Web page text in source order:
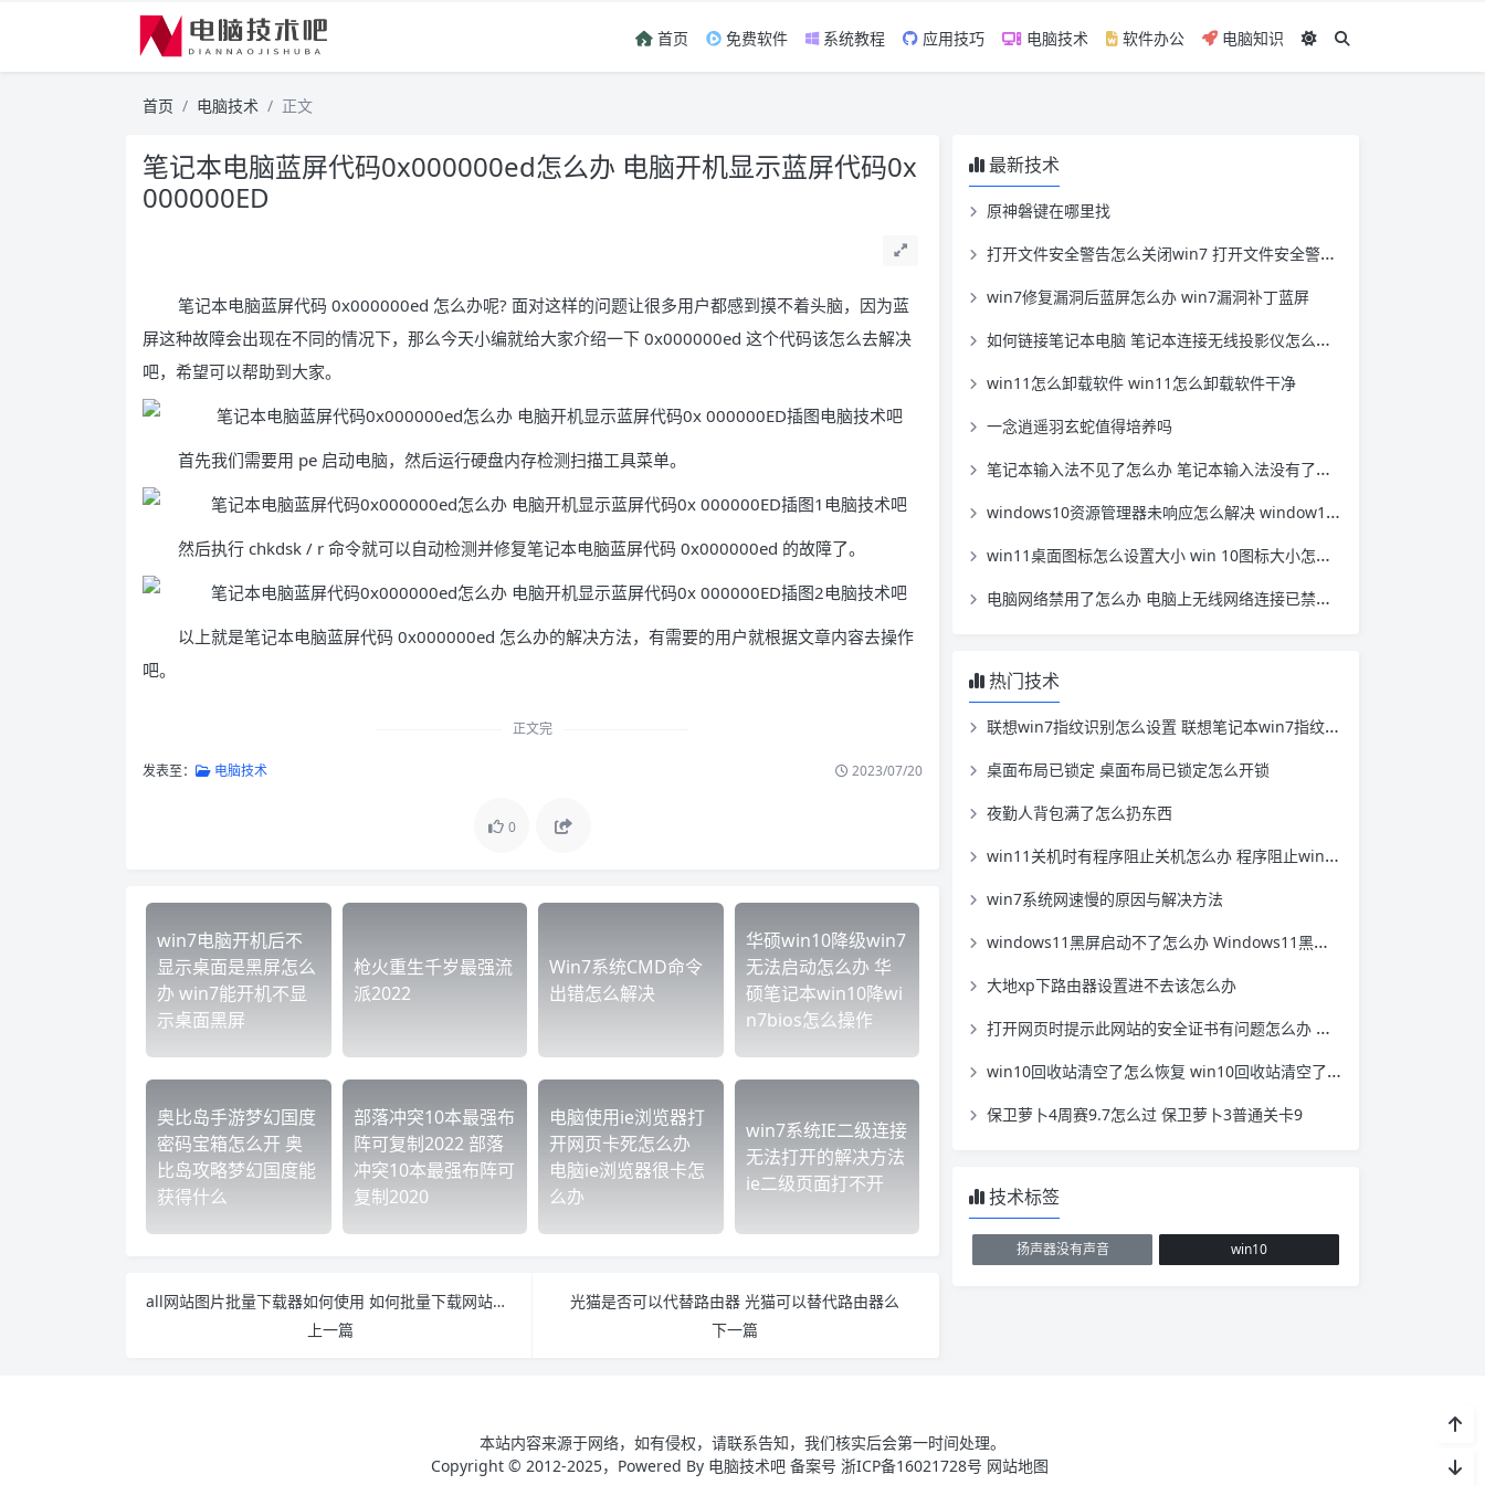
首页 免费软件 系统教程 应用技巧 电脑技术 软件办公 电脑知识
首页 电脑技术 正文
笔记本电脑蓝屏代码0x000000ed怎么办 电脑开机显示蓝屏代码0x
000000ED
笔记本电脑蓝屏代码 0x000000ed 怎么办呢? 面对这样的问题让很多用户都感到摸不着头脑，因为蓝
屏这种故障会出现在不同的情况下，那么今天小编就给大家介绍一下 0x000000ed 这个代码该怎么去解决
吧，希望可以帮助到大家。
首先我们需要用 pe 启动电脑，然后运行硬盘内存检测扫描工具菜单。
然后执行 chkdsk / r 命令就可以自动检测并修复笔记本电脑蓝屏代码 0x000000ed 的故障了。
以上就是笔记本电脑蓝屏代码 0x000000ed 怎么办的解决方法，有需要的用户就根据文章内容去操作
吧。
正文完
发表至： 电脑技术 2023/07/20
0
win7电脑开机后不
显示桌面是黑屏怎么
办 win7能开机不显
示桌面黑屏
枪火重生千岁最强流
派2022
Win7系统CMD命令
出错怎么解决
华硕win10降级win7
无法启动怎么办 华
硕笔记本win10降wi
n7bios怎么操作
奥比岛手游梦幻国度
密码宝箱怎么开 奥
比岛攻略梦幻国度能
获得什么
部落冲突10本最强布
阵可复制2022 部落
冲突10本最强布阵可
复制2020
电脑使用ie浏览器打
开网页卡死怎么办
电脑ie浏览器很卡怎
么办
win7系统IE二级连接
无法打开的解决方法
ie二级页面打不开
all网站图片批量下载器如何使用 如何批量下载网站上的图片
上一篇
光猫是否可以代替路由器 光猫可以替代路由器么
下一篇
最新技术
原神磐键在哪里找
打开文件安全警告怎么关闭win7 打开文件安全警告怎么关闭win11
win7修复漏洞后蓝屏怎么办 win7漏洞补丁蓝屏
如何链接笔记本电脑 笔记本连接无线投影仪怎么连接
win11怎么卸载软件 win11怎么卸载软件干净
一念逍遥羽玄蛇值得培养吗
笔记本输入法不见了怎么办 笔记本输入法没有了怎么办
windows10资源管理器未响应怎么解决 window10资源管理器无响应
win11桌面图标怎么设置大小 win 10图标大小怎么设置
电脑网络禁用了怎么办 电脑上无线网络连接已禁用怎么办
热门技术
联想win7指纹识别怎么设置 联想笔记本win7指纹设置方法
桌面布局已锁定 桌面布局已锁定怎么开锁
夜勤人背包满了怎么扔东西
win11关机时有程序阻止关机怎么办 程序阻止windows关机
win7系统网速慢的原因与解决方法
windows11黑屏启动不了怎么办 Windows11黑屏死机
大地xp下路由器设置进不去该怎么办
打开网页时提示此网站的安全证书有问题怎么办 网页浏览提示 此网站的安全证书有问题
win10回收站清空了怎么恢复 win10回收站清空了能恢复吗
保卫萝卜4周赛9.7怎么过 保卫萝卜3普通关卡9
技术标签
扬声器没有声音 win10
本站内容来源于网络，如有侵权，请联系告知，我们核实后会第一时间处理。
Copyright © 2012-2025，Powered By 电脑技术吧 备案号 浙ICP备16021728号 网站地图